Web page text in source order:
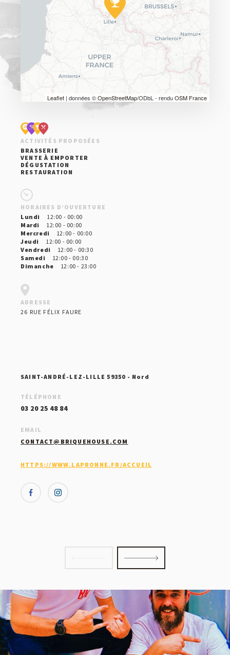
Leaflet | données ©OpenStreetMap/ODbL - renduOSM France
ACTIVITÉS PROPOSÉES
BRASSERIE
VENTE À EMPORTER
DÉGUSTATION
RESTAURATION
HORAIRES D’OUVERTURE
Lundi
12:00 - 00:00
Mardi
12:00 - 00:00
Mercredi
12:00 - 00:00
Jeudi
12:00 - 00:00
Vendredi
12:00 - 00:30
Samedi
12:00 - 00:30
Dimanche
12:00 - 23:00
ADRESSE
26 RUE FÉLIX FAURE
SAINT-ANDRÉ-LEZ-LILLE 59350 - Nord
TÉLÉPHONE
03 20 25 48 84
EMAIL
CONTACT@BRIQUEHOUSE.COM
HTTPS://WWW.LAPRONNE.FR/ACCUEIL